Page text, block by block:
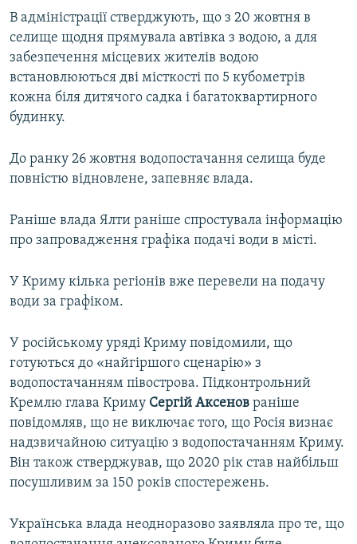
В адміністрації стверджують, що з 20 жовтня в
селище щодня прямувала автівка з водою, а для
забезпечення місцевих жителів водою
встановлюються дві місткості по 5 кубометрів
кожна біля дитячого садка і багатоквартирного
будинку.
До ранку 26 жовтня водопостачання селища буде
повністю відновлене, запевняє влада.
Раніше влада Ялти раніше спростувала інформацію
про запровадження графіка подачі води в місті.
У Криму кілька регіонів вже перевели на подачу
води за графіком.
У російському уряді Криму повідомили, що
готуються до «найгіршого сценарію» з
водопостачанням півострова. Підконтрольний
Кремлю глава Криму Сергій Аксенов раніше
повідомляв, що не виключає того, що Росія визнає
надзвичайною ситуацію з водопостачанням Криму.
Він також стверджував, що 2020 рік став найбільш
посушливим за 150 років спостережень.
Українська влада неодноразово заявляла про те, що